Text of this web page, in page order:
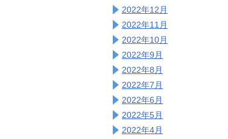
2022年12月
2022年11月
2022年10月
2022年9月
2022年8月
2022年7月
2022年6月
2022年5月
2022年4月